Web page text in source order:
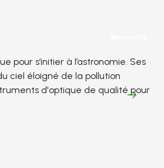
pour s’initier à l’astronomie. Ses
ciel éloigné de la pollution
d'optique de qualité pour